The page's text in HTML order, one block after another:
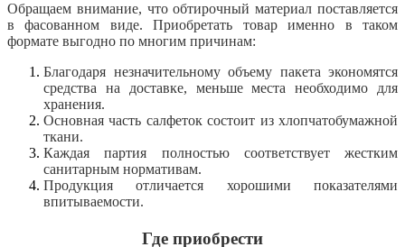
Обращаем внимание, что обтирочный материал поставляется
в фасованном виде. Приобретать товар именно в таком
формате выгодно по многим причинам:
Благодаря незначительному объему пакета экономятся
средства на доставке, меньше места необходимо для
хранения.
Основная часть салфеток состоит из хлопчатобумажной
ткани.
Каждая партия полностью соответствует жестким
санитарным нормативам.
Продукция отличается хорошими показателями
впитываемости.
Где приобрести